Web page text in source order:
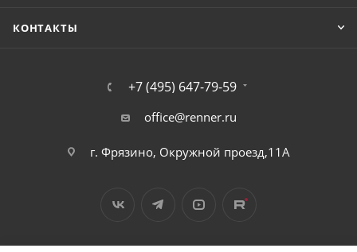
КОНТАКТЫ
+7 (495) 647-79-59
office@renner.ru
г. Фрязино, Окружной проезд,11А